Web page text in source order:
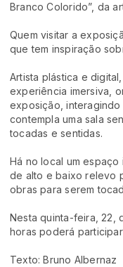
Branco Colorido”, da
Quem visitar a
que tem inspiração
Artista plástica e
experiência imersiva,
exposição, interagindo
contempla uma sala
tocadas e sentidas.
Há no local um espaço
de alto e baixo relevo
obras para serem
Nesta quinta-feira, 22,
horas poderá
Texto: Bruno Albernaz